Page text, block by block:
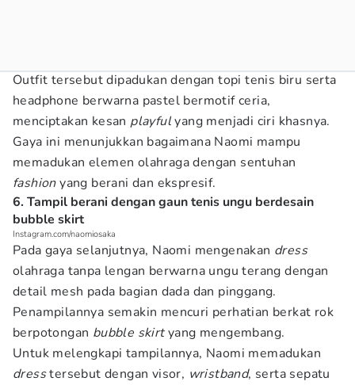
Outfit tersebut dipadukan dengan topi tenis biru serta
headphone berwarna pastel bermotif ceria,
menciptakan kesan playfulyang menjadi ciri khasnya.
Gaya ini menunjukkan bagaimana Naomi mampu
memadukan elemen olahraga dengan sentuhan
fashionyang berani dan ekspresif.
6. Tampil berani dengan gaun tenis ungu berdesain
bubble skirt
Instagram.com/naomiosaka
Pada gaya selanjutnya, Naomi mengenakan dress
olahraga tanpa lengan berwarna ungu terang dengan
detail mesh pada bagian dada dan pinggang.
Penampilannya semakin mencuri perhatian berkat rok
berpotongan bubble skirtyang mengembang.
Untuk melengkapi tampilannya, Naomi memadukan
dresstersebut dengan visor, wristband, serta sepatu